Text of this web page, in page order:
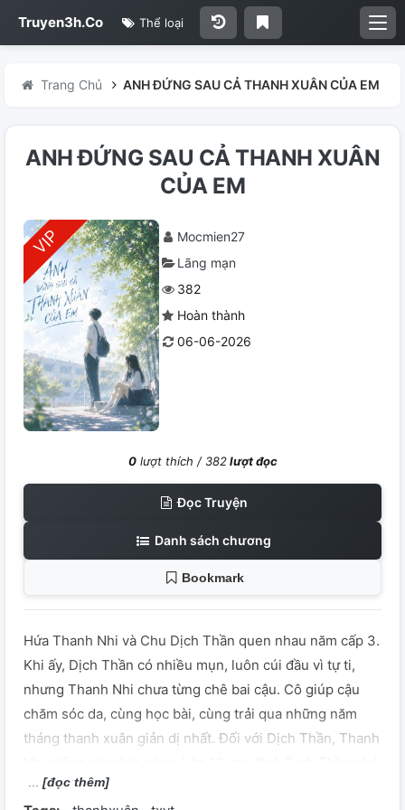
Truyen3h.Co Thể loại
Trang Chủ ANH ĐỨNG SAU CẢ THANH XUÂN CỦA EM
ANH ĐỨNG SAU CẢ THANH XUÂN
CỦA EM
Mocmien27
Lãng mạn
382
Hoàn thành
06-06-2026
0lượt thích /382lượt đọc
Đọc Truyện
Danh sách chương
Bookmark
Hứa Thanh Nhi và Chu Dịch Thần quen nhau năm cấp 3.
Khi ấy, Dịch Thần có nhiều mụn, luôn cúi đầu vì tự ti,
nhưng Thanh Nhi chưa từng chê bai cậu. Cô giúp cậu
chăm sóc da, cùng học bài, cùng trải qua những năm
tháng thanh xuân giản dị nhất. Đối với Dịch Thần, Thanh
sản. Cũng trong năm ấy, Tạ Cảnh Du chuyển đến trường
[đọc thêm]